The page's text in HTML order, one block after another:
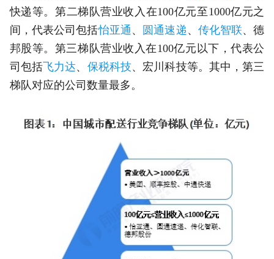
快递等。第二梯队营业收入在100亿元至1000亿元之
间，代表公司包括怡亚通 、 圆通速递 、 传化智联、德
邦股等。第三梯队营业收入在100亿元以下，代表公
司包括飞力达、 保税科技、宏川科技等。其中，第三
梯队对应的公司数量最多。